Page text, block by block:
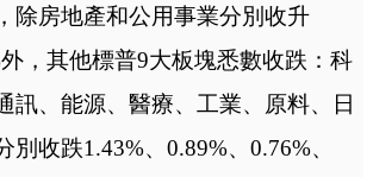
除房地產和公用事業分別收升
，其他標普9大板塊悉數收跌：科
訊、能源、醫療、工業、原料、日
別收跌1.43%、0.89%、0.76%、